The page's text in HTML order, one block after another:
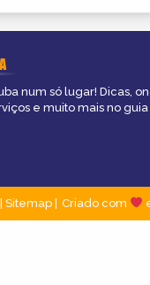
num só lugar! Dicas,
e muito mais no
Sitemap Criado com